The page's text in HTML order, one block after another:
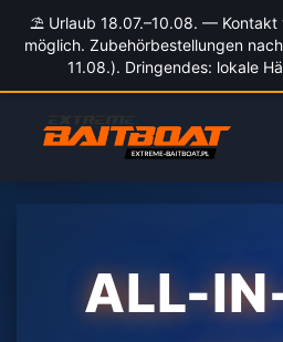
⛱️ Urlaub 18.07.–10.08. — Kontakt
möglich. Zubehörbestellungen
11.08.). Dringendes: lokale
Inhalt
springen
ALL-